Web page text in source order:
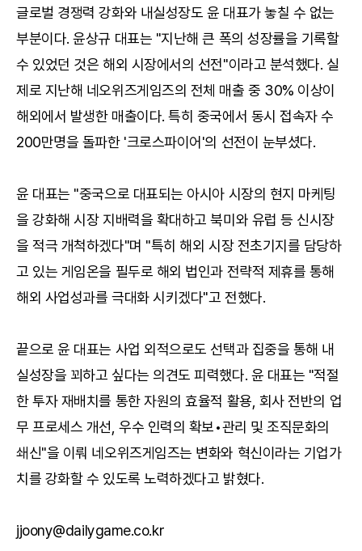
글로벌 경쟁력 강화와 내실성장도 윤 대표가 놓칠 수 없는
부분이다. 윤상규 대표는 "지난해 큰 폭의 성장률을 기록할
수 있었던 것은 해외 시장에서의 선전"이라고 분석했다. 실
제로 지난해 네오위즈게임즈의 전체 매출 중 30% 이상이
해외에서 발생한 매출이다. 특히 중국에서 동시 접속자 수
200만명을 돌파한 '크로스파이어'의 선전이 눈부셨다.
윤 대표는 "중국으로 대표되는 아시아 시장의 현지 마케팅
을 강화해 시장 지배력을 확대하고 북미와 유럽 등 신시장
을 적극 개척하겠다"며 "특히 해외 시장 전초기지를 담당하
고 있는 게임온을 필두로 해외 법인과 전략적 제휴를 통해
해외 사업성과를 극대화 시키겠다"고 전했다.
끝으로 윤 대표는 사업 외적으로도 선택과 집중을 통해 내
실성장을 꾀하고 싶다는 의견도 피력했다. 윤 대표는 "적절
한 투자 재배치를 통한 자원의 효율적 활용, 회사 전반의 업
무 프로세스 개선, 우수 인력의 확보•관리 및 조직문화의
쇄신"을 이뤄 네오위즈게임즈는 변화와 혁신이라는 기업가
치를 강화할 수 있도록 노력하겠다고 밝혔다.
jjoony@dailygame.co.kr